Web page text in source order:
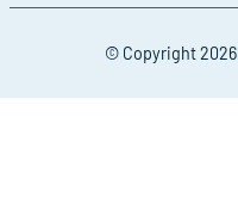
© Copyright 2026